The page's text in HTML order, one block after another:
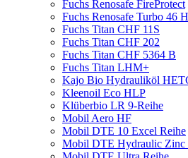
Fuchs Renosafe FireProtect
Fuchs Renosafe Turbo 46
Fuchs Titan CHF 11S
Fuchs Titan CHF 202
Fuchs Titan CHF 5364 B
Fuchs Titan LHM+
Kajo Bio Hydrauliköl
Kleenoil Eco HLP
Klüberbio LR 9-Reihe
Mobil Aero HF
Mobil DTE 10 Excel Reihe
Mobil DTE Hydraulic Zinc